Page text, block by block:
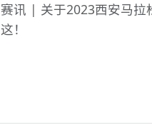
赛讯 | 关于2023西安马拉
这！